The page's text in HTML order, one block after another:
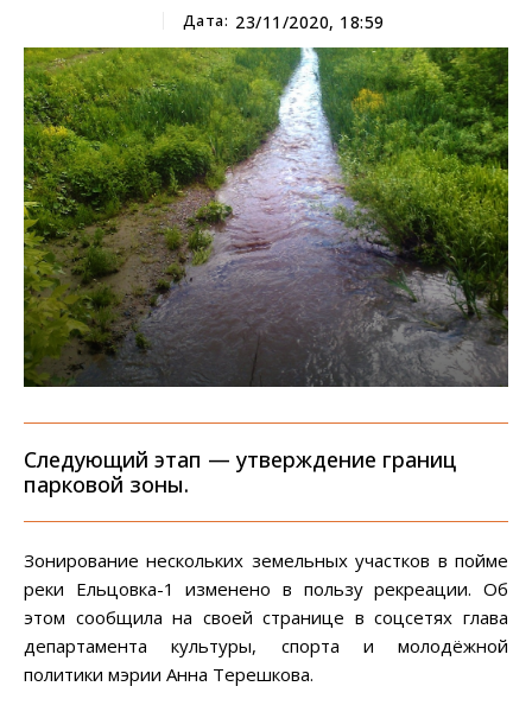
Дата: 23/11/2020, 18:59
Следующий этап — утверждение границ
парковой зоны.
Зонирование нескольких земельных участков в пойме
реки Ельцовка-1 изменено в пользу рекреации. Об
этом сообщила на своей странице в соцсетях глава
департамента культуры, спорта и молодёжной
политики мэрии Анна Терешкова.